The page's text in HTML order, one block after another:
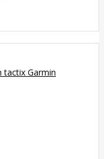
tactix Garmin